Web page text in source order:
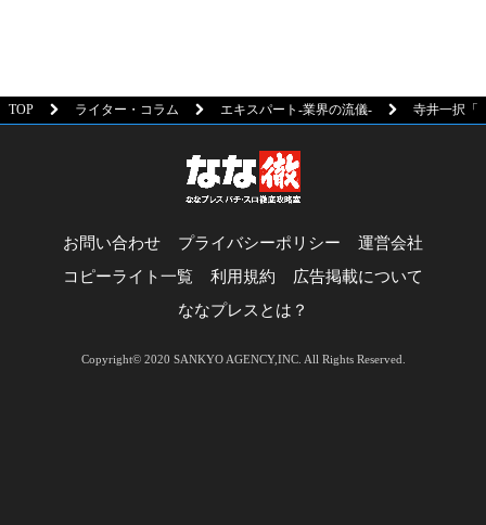
TOP ライター・コラム エキスパート-業界の流儀- 寺井一択「
お問い合わせ プライバシーポリシー
運営会社
コピーライト一覧
利用規約
広告掲載について
ななプレスとは？
Copyright© 2020 SANKYO AGENCY,INC. All Rights Reserved.